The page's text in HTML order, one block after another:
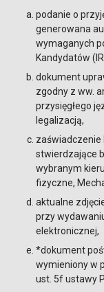
podanie o
generowana
wymaganych
Kandydatów
dokument
zgodny z ww.
przysięgłego
legalizacją,
zaświadczenie
stwierdzające
wybranym
fizyczne,
aktualne
przy
elektronicznej,
*dokument
wymieniony w
ust. 5f ustawy